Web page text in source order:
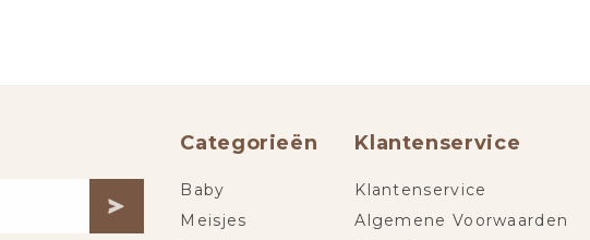
Categorieën
Baby
Meisjes
Klantenservice
Klantenservice
Algemene Voorwaarden